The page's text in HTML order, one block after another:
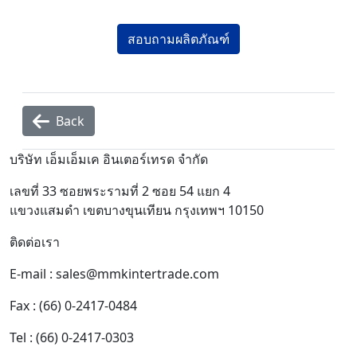
สอบถามผลิตภัณฑ์
Back
บริษัท เอ็มเอ็มเค อินเตอร์เทรด จำกัด
เลขที่ 33 ซอยพระรามที่ 2 ซอย 54 แยก 4
แขวงแสมดำ เขตบางขุนเทียน กรุงเทพฯ 10150
ติดต่อเรา
E-mail : sales@mmkintertrade.com
Fax : (66) 0-2417-0484
Tel : (66) 0-2417-0303